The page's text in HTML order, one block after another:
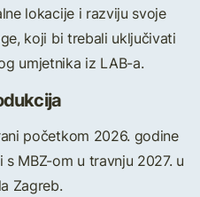
lokacije i razviju svoje
koji bi trebali uključivati
umjetnika iz LAB-a.
početkom 2026. godine
MBZ-om u travnju 2027. u
Zagreb.